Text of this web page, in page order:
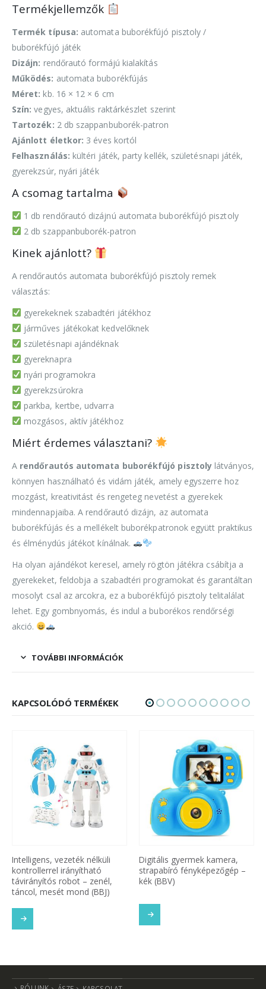
Termékjellemzők
Termék típusa: automata buborékfújó pisztoly /
buborékfújó játék
Dizájn: rendőrautó formájú kialakítás
Működés: automata buborékfújás
Méret: kb. 16 × 12 × 6 cm
Szín: vegyes, aktuális raktárkészlet szerint
Tartozék: 2 db szappanbuborék-patron
Ajánlott életkor: 3 éves kortól
Felhasználás: kültéri játék, party kellék, születésnapi játék,
gyerekzsúr, nyári játék
A csomag tartalma
1 db rendőrautó dizájnú automata buborékfújó pisztoly
2 db szappanbuborék-patron
Kinek ajánlott?
A rendőrautós automata buborékfújó pisztoly remek
választás:
gyerekeknek szabadtéri játékhoz
járműves játékokat kedvelőknek
születésnapi ajándéknak
gyereknapra
nyári programokra
gyerekzsúrokra
parkba, kertbe, udvarra
mozgásos, aktív játékhoz
Miért érdemes választani?
A rendőrautós automata buborékfújó pisztoly látványos,
könnyen használható és vidám játék, amely egyszerre hoz
mozgást, kreativitást és rengeteg nevetést a gyerekek
mindennapjaiba. A rendőrautó dizájn, az automata
buborékfújás és a mellékelt buborékpatronok együtt praktikus
és élménydús játékot kínálnak.
Ha olyan ajándékot keresel, amely rögtön játékra csábítja a
gyerekeket, feldobja a szabadtéri programokat és garantáltan
mosolyt csal az arcokra, ez a buborékfújó pisztoly telitalálat
lehet. Egy gombnyomás, és indul a buborékos rendőrségi
akció.
TOVÁBBI INFORMÁCIÓK
KAPCSOLÓDÓ TERMÉKEK
Intelligens, vezeték nélküli
kontrollerrel irányítható
távirányítós robot – zenél,
táncol, mesét mond (BBJ)
Digitális gyermek kamera,
strapabíró fényképezőgép –
kék (BBV)